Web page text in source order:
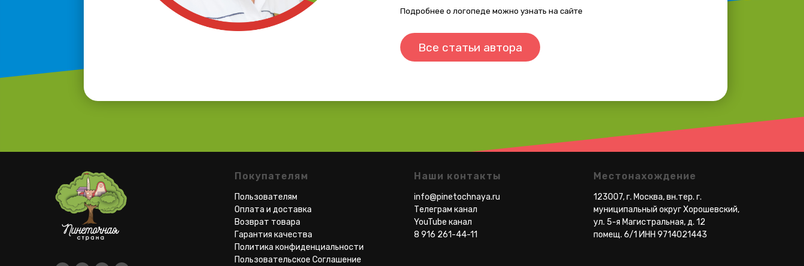
Покупателям
Пользователям
Оплата и доставка
Возврат товара
Гарантия качества
Политика конфиденциальности
Пользовательское Соглашение
Наши контакты
info@pinetochnaya.ru
Телеграм канал
YouTube канал
8 916 261-44-11
Местонахождение
123007, г. Москва, вн.тер. г.
муниципальный округ Хорошевский,
ул. 5-я Магистральная, д. 12
помещ. 6/1 ИНН 9714021443